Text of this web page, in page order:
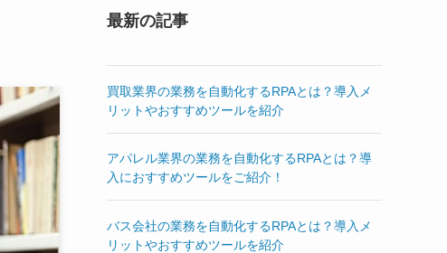
最新の記事
買取業界の業務を自動化するRPAとは？導入メ
リットやおすすめツールを紹介
アパレル業界の業務を自動化するRPAとは？導
入におすすめツールをご紹介！
バス会社の業務を自動化するRPAとは？導入メ
リットやおすすめツールを紹介